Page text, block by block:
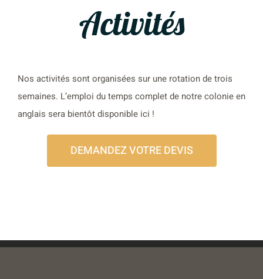
Activités
Nos activités sont organisées sur une rotation de trois
semaines. L’emploi du temps complet de notre colonie en
anglais sera bientôt disponible ici !
DEMANDEZ VOTRE DEVIS